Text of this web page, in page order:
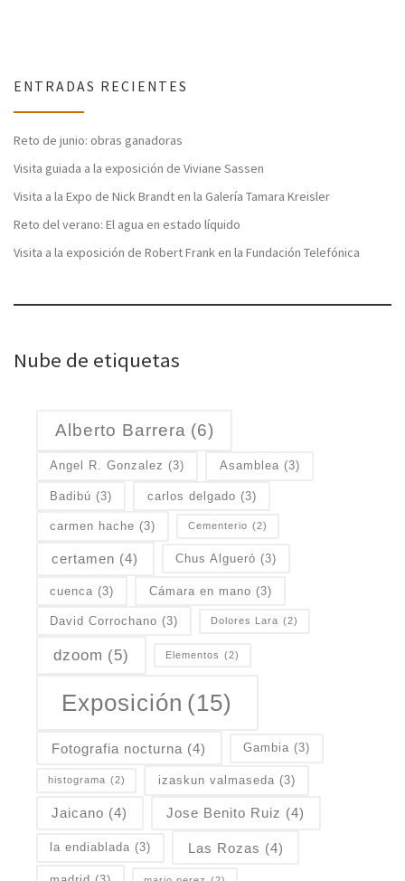
ENTRADAS RECIENTES
Reto de junio: obras ganadoras
Visita guiada a la exposición de Viviane Sassen
Visita a la Expo de Nick Brandt en la Galería Tamara Kreisler
Reto del verano: El agua en estado líquido
Visita a la exposición de Robert Frank en la Fundación Telefónica
Nube de etiquetas
Alberto Barrera (6)
Angel R. Gonzalez (3) Asamblea (3)
Badibú (3) carlos delgado (3)
carmen hache (3) Cementerio (2)
certamen (4) Chus Algueró (3)
cuenca (3) Cámara en mano (3)
David Corrochano (3) Dolores Lara (2)
dzoom (5) Elementos (2)
Exposición (15)
Fotografia nocturna (4) Gambia (3)
histograma (2) izaskun valmaseda (3)
Jaicano (4) Jose Benito Ruiz (4)
la endiablada (3) Las Rozas (4)